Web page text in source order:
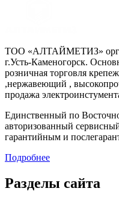
ТОО «АЛТАЙМЕТИЗ»
г.Усть-Каменогорск.
розничная торговля
,нержавеющий ,
продажа
Единственный по
авторизованный
гарантийным и
Подробнее
Разделы сайта